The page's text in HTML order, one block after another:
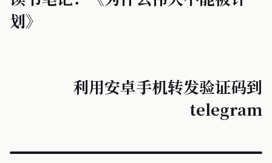
划》
利用安卓手机转发验证码到
telegram